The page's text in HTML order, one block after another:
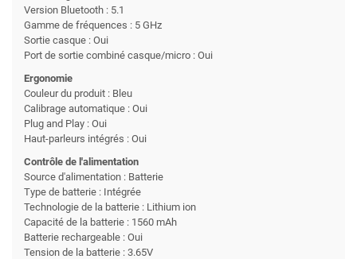
Version Bluetooth : 5.1
Gamme de fréquences : 5 GHz
Sortie casque : Oui
Port de sortie combiné casque/micro : Oui
Ergonomie
Couleur du produit : Bleu
Calibrage automatique : Oui
Plug and Play : Oui
Haut-parleurs intégrés : Oui
Contrôle de l'alimentation
Source d'alimentation : Batterie
Type de batterie : Intégrée
Technologie de la batterie : Lithium ion
Capacité de la batterie : 1560 mAh
Batterie rechargeable : Oui
Tension de la batterie : 3.65V